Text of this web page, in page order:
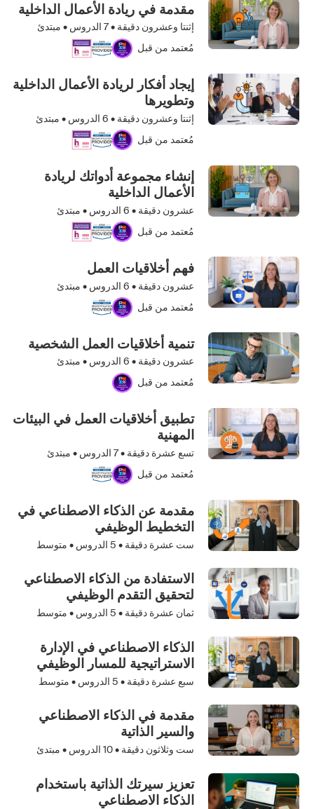
مقدمة في ريادة الأعمال الداخلية
إثنتا وعشرون دقيقة •7 الدروس • مبتدئ
مُعتمد من قبل
إيجاد أفكار لريادة الأعمال الداخلية
وتطويرها
إثنتا وعشرون دقيقة • 6 الدروس • مبتدئ
مُعتمد من قبل
إنشاء مجموعة أدواتك لريادة
الأعمال الداخلية
عشرون دقيقة • 6 الدروس • مبتدئ
مُعتمد من قبل
فهم أخلاقيات العمل
عشرون دقيقة • 6 الدروس • مبتدئ
مُعتمد من قبل
تنمية أخلاقيات العمل الشخصية
عشرون دقيقة • 6 الدروس • مبتدئ
مُعتمد من قبل
تطبيق أخلاقيات العمل في البيئات
المهنية
تسع عشرة دقيقة •7 الدروس • مبتدئ
مُعتمد من قبل
مقدمة عن الذكاء الاصطناعي في
التخطيط الوظيفي
ست عشرة دقيقة • 5 الدروس • متوسط
الاستفادة من الذكاء الاصطناعي
لتحقيق التقدم الوظيفي
ثمان عشرة دقيقة • 5 الدروس • متوسط
الذكاء الاصطناعي في الإدارة
الاستراتيجية للمسار الوظيفي
سبع عشرة دقيقة • 5 الدروس • متوسط
مقدمة في الذكاء الاصطناعي
والسير الذاتية
ست وثلاثون دقيقة •10 الدروس • مبتدئ
تعزيز سيرتك الذاتية باستخدام
الذكاء الاصطناعي